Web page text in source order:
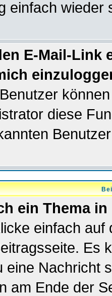
einfach wieder
E-Mail-Link
diese
ein Thema
einfach
Es
eine Nachricht
am Ende der